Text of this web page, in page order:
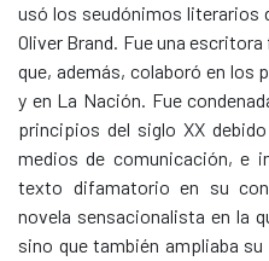
usó los seudónimos literarios
Oliver Brand. Fue una
que, además, colaboró en los
y en La Nación. Fue
principios del siglo XX
medios de comunicación, e
texto difamatorio en su
novela sensacionalista en la
sino que también ampliaba